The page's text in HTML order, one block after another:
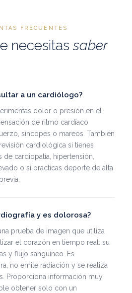
FRECUENTES
necesitassaber
a un cardiólogo?
dolor o presión en el
de ritmo cardíaco
síncopes o mareos. También
cardiológica si tienes
de cardiopatía, hipertensión,
o si practicas deporte de alta
y es dolorosa?
prueba de imagen que utiliza
el corazón en tiempo real: su
y flujo sanguíneo. Es
no emite radiación y se realiza
Proporciona información muy
obtener solo con un